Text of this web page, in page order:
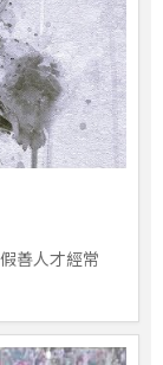
善人才經常